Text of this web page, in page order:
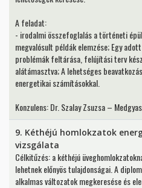
A feladat:
- irodalmi összefoglalás a történeti
megvalósult példák elemzése; Egy
problémák feltárása, felújítási terv
alátámasztva; A lehetséges
energetikai számításokkal.
Konzulens: Dr. Szalay Zsuzsa –
9. Kéthéjú homlokzatok
vizsgálata
Célkitűzés: a kéthéjú
lehetnek előnyös tulajdonságai. A
alkalmas változatok megkeresése és